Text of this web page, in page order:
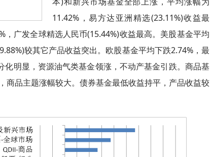
11.42%，易方达亚洲精选(23.11%)收益最
，广发全球精选人民币(15.44%)收益最高。美股基金平均
较其它产品收益突出。欧股基金平均下跌2.74%，最
化明显，资源油气类基金领涨，不动产基金引跌。商品基
商品主题涨幅较大。债券基金最低收益持平，产品收益较